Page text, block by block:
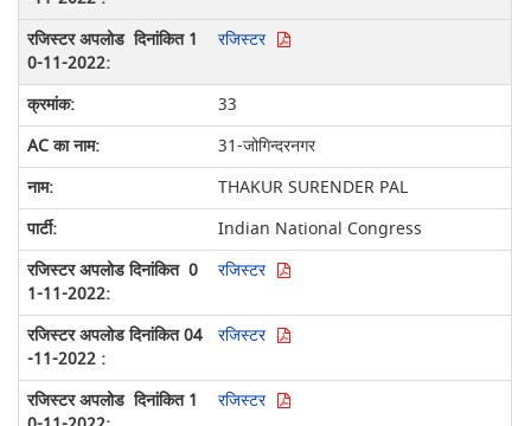
रजिस्टर
33
31-जोगिन्दरनगर
THAKUR SURENDER PAL
Indian National Congress
रजिस्टर
रजिस्टर
रजिस्टर